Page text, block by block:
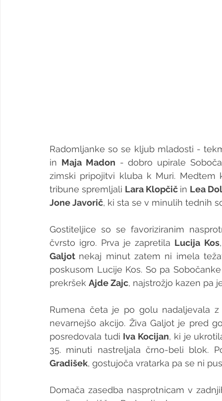
Radomljanke so se kljub mladosti -
in Maja Madon - dobro upirale
zimski pripojitvi kluba k Muri.
tribune spremljali Lara Klopčič in Lea
Jone Javorič, ki sta se v minulih tednih
Gostiteljice so se favoriziranim
čvrsto igro. Prva je zapretila Lucija Kos
Galjot nekaj minut zatem ni imela
poskusom Lucije Kos. So pa
prekršek Ajde Zajc, najstrožjo kazen pa
Rumena četa je po golu nadaljevala
nevarnejšo akcijo. Živa Galjot je pred
posredovala tudi Iva Kocijan, ki je
35. minuti nastreljala črno-beli blok.
Gradišek, gostujoča vratarka pa se ni
Domača zasedba nasprotnicam v